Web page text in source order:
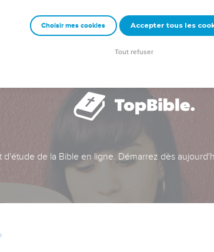
de la Bible en ligne. Démarrez dès
Choisir mes cookies Accepter tous les
Tout refuser